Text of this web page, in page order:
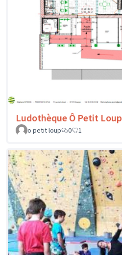
Ludothèque Ô Petit Loup
o petit loup
0 1